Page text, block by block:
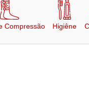
Compressão Higiêne